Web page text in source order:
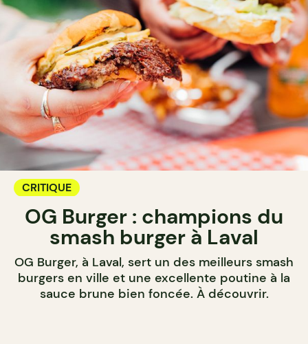
CRITIQUE
OG Burger : champions du
smash burger à Laval
OG Burger, à Laval, sert un des meilleurs smash
burgers en ville et une excellente poutine à la
sauce brune bien foncée. À découvrir.